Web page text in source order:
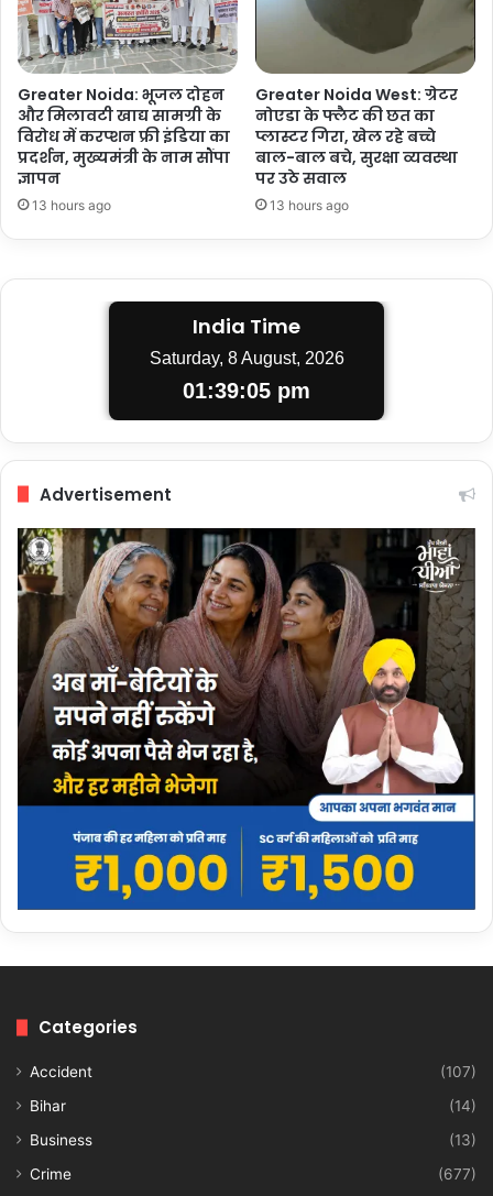
Greater Noida: भूजल दोहन
और मिलावटी खाद्य सामग्री के
विरोध में करप्शन फ्री इंडिया का
प्रदर्शन, मुख्यमंत्री के नाम सौंपा
ज्ञापन
13 hours ago
Greater Noida West: ग्रेटर
नोएडा के फ्लैट की छत का
प्लास्टर गिरा, खेल रहे बच्चे
बाल-बाल बचे, सुरक्षा व्यवस्था
पर उठे सवाल
13 hours ago
India Time
Saturday, 8 August, 2026
01:39:06 pm
Advertisement
Categories
Accident
(107)
Bihar
(14)
Business
(13)
Crime
(677)